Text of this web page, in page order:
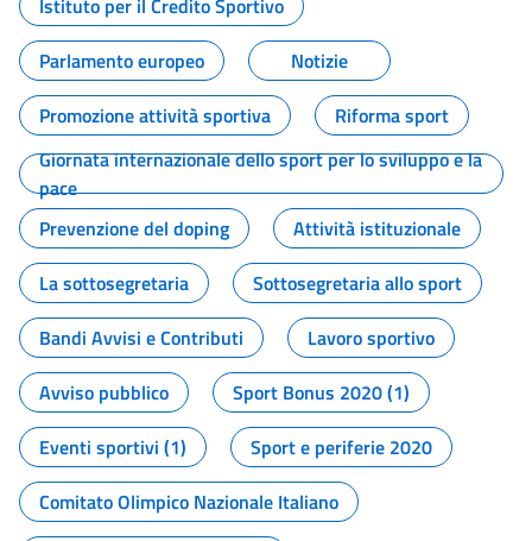
Istituto per il Credito Sportivo
Parlamento europeo
Notizie
Promozione attività sportiva
Riforma sport
Giornata internazionale dello sport per lo sviluppo e la
pace
Prevenzione del doping
Attività istituzionale
La sottosegretaria
Sottosegretaria allo sport
Bandi Avvisi e Contributi
Lavoro sportivo
Avviso pubblico
Sport Bonus 2020 (1)
Eventi sportivi (1)
Sport e periferie 2020
Comitato Olimpico Nazionale Italiano